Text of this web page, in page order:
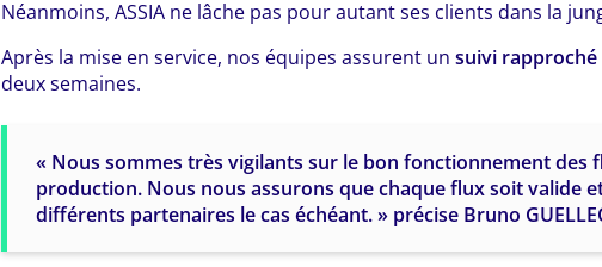
Néanmoins, ASSIA ne lâche pas pour autant ses clients dans la
Après la mise en service, nos équipes assurent un suivi rapproché
deux semaines.
« Nous sommes très vigilants sur le bon fonctionnement des
production. Nous nous assurons que chaque flux soit valide
différents partenaires le cas échéant. » précise Bruno